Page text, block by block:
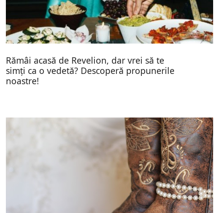
Rămâi acasă de Revelion, dar vrei să te
simți ca o vedetă? Descoperă propunerile
noastre!